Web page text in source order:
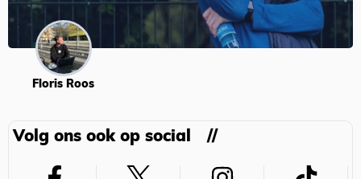
Floris Roos
Volg ons ook op social